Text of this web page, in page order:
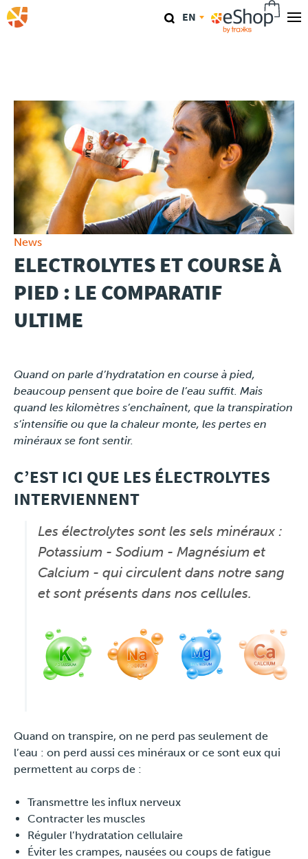
Skip
to
Coaching
Agenda
Clinics
Conference
Race
Plus
About
News
Product Tests
TraKKs Team
Partners
EN
News
ELECTROLYTES ET COURSE À
PIED : LE COMPARATIF
ULTIME
Quand on parle d’hydratation en course à pied,
beaucoup pensent que boire de l’eau suffit. Mais
quand les kilomètres s’enchaînent, que la transpiration
s’intensifie ou que la chaleur monte, les pertes en
minéraux se font sentir.
C’EST ICI QUE LES ÉLECTROLYTES
INTERVIENNENT
Les électrolytes sont les sels minéraux :
Potassium - Sodium - Magnésium et
Calcium - qui circulent dans notre sang
et sont présents dans nos cellules.
Quand on transpire, on ne perd pas seulement de
l’eau : on perd aussi ces minéraux or ce sont eux qui
permettent au corps de :
Transmettre les influx nerveux
Contracter les muscles
Réguler l’hydratation cellulaire
Éviter les crampes, nausées ou coups de fatigue